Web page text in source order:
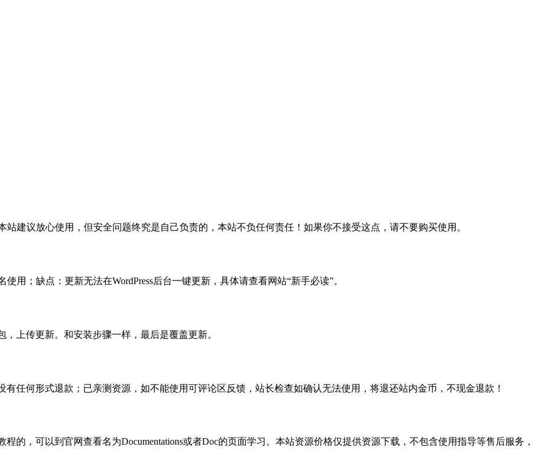
站建议放心使用，但安全问题终究是自己负责的，本站不负任何责任！如果你不接受这点，请不要购买使用。
用；缺点：更新无法在WordPress后台一键更新，具体请查看网站“新手必读”。
上传更新。和安装步骤一样，最后是覆盖更新。
任何形式退款；已亲测资源，如不能使用可评论区反馈，站长检查如确认无法使用，将退还站内金币，不现金退款！
的，可以到官网查看名为Documentations或者Doc的页面学习。本站资源价格仅提供资源下载，不包含使用指导等售后服务，